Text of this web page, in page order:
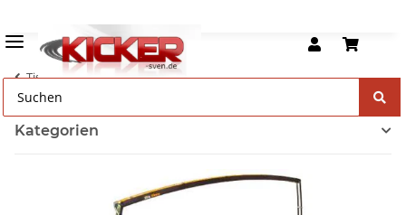
Tischkicker Zubehör
Kategorien